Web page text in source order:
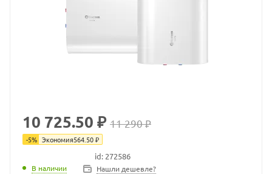
10 725.50 ₽ 11 290 ₽
-5% Экономия564.50₽
id: 272586
В наличии Нашли дешевле?